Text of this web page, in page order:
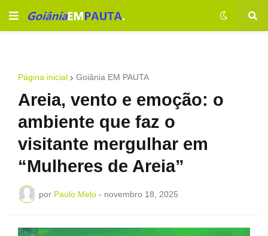
Página inicial Goiânia EM PAUTA
Areia, vento e emoção: o
ambiente que faz o
visitante mergulhar em
“Mulheres de Areia”
por Paulo Melo - novembro 18, 2025